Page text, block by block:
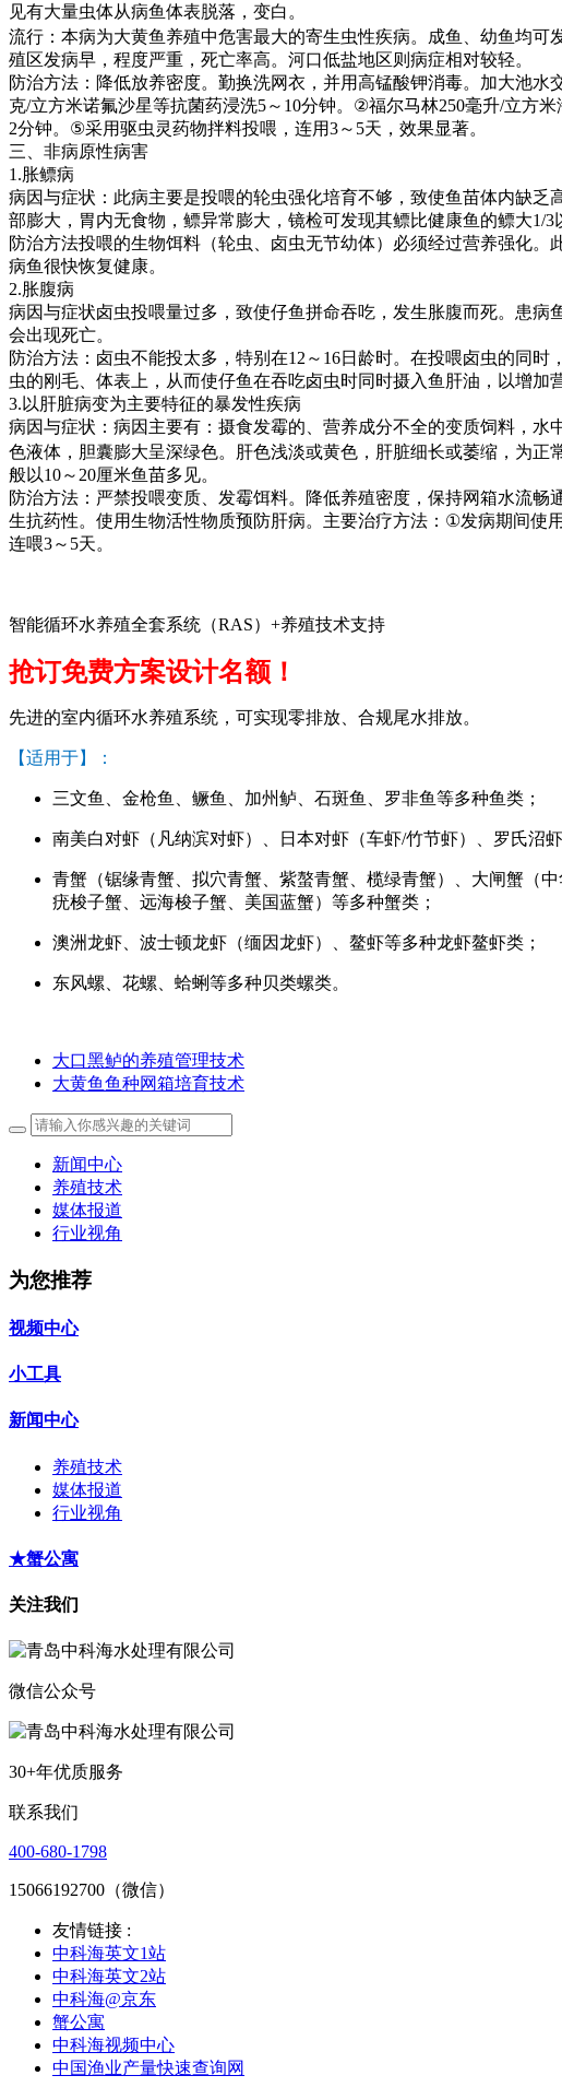
见有大量虫体从病鱼体表脱落，变白。
流行：本病为大黄鱼养殖中危害最大的寄生虫性疾病。成鱼、幼鱼均可
殖区发病早，程度严重，死亡率高。河口低盐地区则病症相对较轻。
防治方法：降低放养密度。勤换洗网衣，并用高锰酸钾消毒。加大池
克/立方米诺氟沙星等抗菌药浸洗5～ 10分钟。 ②福尔马林250毫升/立方米
2分钟。 ⑤采用驱虫灵药物拌料投喂，连用3～ 5天，效果显著。
三、非病原性病害
1.胀鳔病
病因与症状：此病主要是投喂的轮虫强化培育不够，致使鱼苗体内缺
部膨大，胃内无食物，鳔异常膨大，镜检可发现其鳔比健康鱼的鳔大1/3
防治方法投喂的生物饵料（轮虫、卤虫无节幼体）必须经过营养强化
病鱼很快恢复健康。
2.胀腹病
病因与症状卤虫投喂量过多，致使仔鱼拼命吞吃，发生胀腹而死。患
会出现死亡。
防治方法：卤虫不能投太多，特别在12 ～ 16日龄时。在投喂卤虫的同时
虫的刚毛、体表上，从而使仔鱼在吞吃卤虫时同时摄入鱼肝油，以增
3. 以肝脏病变为主要特征的暴发性疾病
病因与症状：病因主要有：摄食发霉的、营养成分不全的变质饲料，
色液体，胆囊膨大呈深绿色。肝色浅淡或黄色，肝脏细长或萎缩，为正
般以10～ 20厘米鱼苗多见。
防治方法：严禁投喂变质、发霉饵料。降低养殖密度，保持网箱水流畅
生抗药性。使用生物活性物质预防肝病。主要治疗方法： ①发病期间使
连喂3～ 5天。
智能循环水养殖全套系统（RAS）+养殖技术支持
抢订免费方案设计名额！
先进的室内循环水养殖系统，可实现零排放、合规尾水排放。
【适用于】：
三文鱼、金枪鱼、鳜鱼、加州鲈、石斑鱼、罗非鱼等多种鱼类；
南美白对虾（凡纳滨对虾）、日本对虾（车虾/竹节虾）、罗氏沼
青蟹（锯缘青蟹、拟穴青蟹、紫螯青蟹、榄绿青蟹）、大闸蟹（
疣梭子蟹、远海梭子蟹、美国蓝蟹）等多种蟹类；
澳洲龙虾、波士顿龙虾（缅因龙虾）、鳌虾等多种龙虾鳌虾类；
东风螺、花螺、蛤蜊等多种贝类螺类。
大口黑鲈的养殖管理技术
大黄鱼鱼种网箱培育技术
新闻中心
养殖技术
媒体报道
行业视角
为您推荐
视频中心
小工具
新闻中心
养殖技术
媒体报道
行业视角
★蟹公寓
关注我们
微信公众号
30+年优质服务
联系我们
400-680-1798
15066192700（微信）
友情链接 :
中科海英文1站
中科海英文2站
中科海@京东
蟹公寓
中科海视频中心
中国渔业产量快速查询网